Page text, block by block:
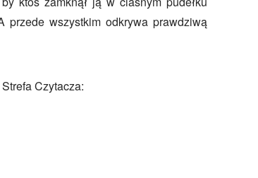
przede wszystkim odkrywa prawdziwą
Czytacza: